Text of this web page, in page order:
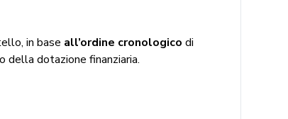
in base all’ordine cronologico di
della dotazione finanziaria.